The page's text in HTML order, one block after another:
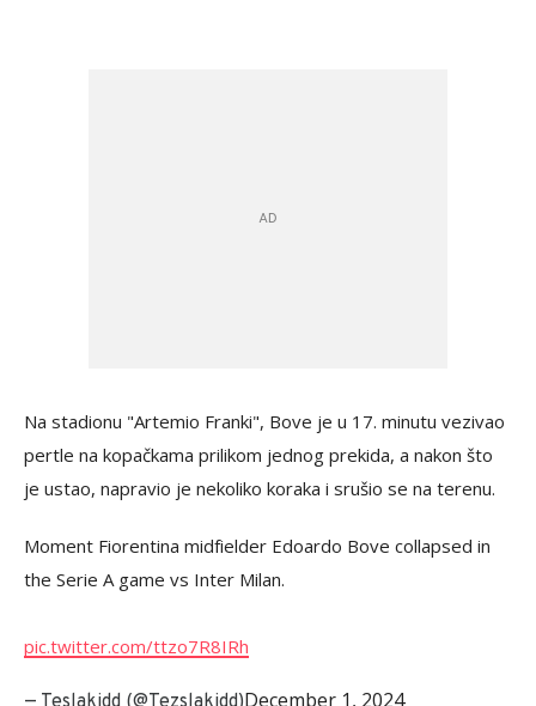
Na stadionu "Artemio Franki", Bove je u 17. minutu vezivao
pertle na kopačkama prilikom jednog prekida, a nakon što
je ustao, napravio je nekoliko koraka i srušio se na terenu.
Moment Fiorentina midfielder Edoardo Bove collapsed in
the Serie A game vs Inter Milan.
pic.twitter.com/ttzo7R8IRh
December 1, 2024